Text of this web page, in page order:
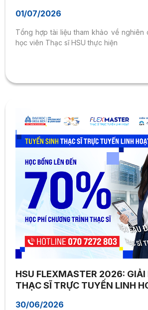
01/07/2026
Tổng hợp tài liệu tham khảo về
học viên Thạc sĩ HSU thực hiện
HSU FLEXMASTER 2026: GIẢI
THẠC SĨ TRỰC TUYẾN LINH
30/06/2026